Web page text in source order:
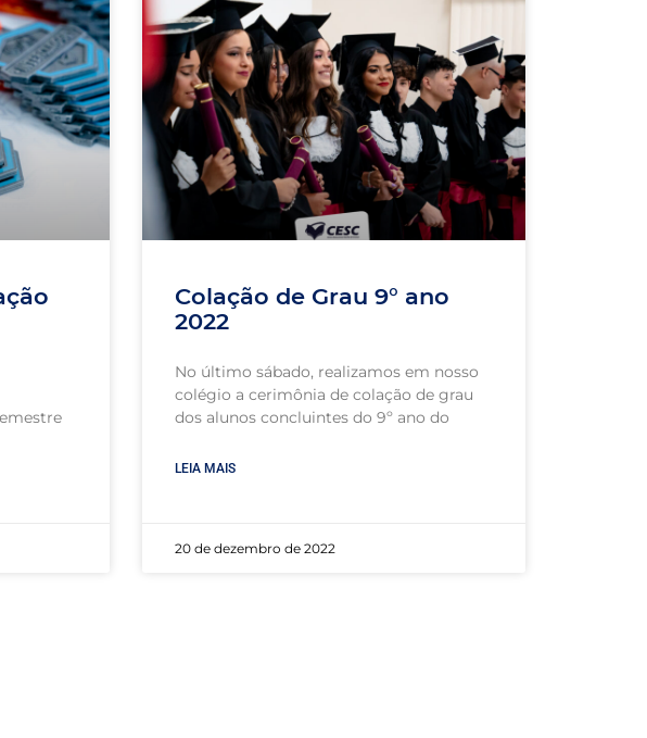
Colação de Grau 9° ano
2022
No último sábado, realizamos em nosso
colégio a cerimônia de colação de grau
dos alunos concluintes do 9º ano do
LEIA MAIS
20 de dezembro de 2022